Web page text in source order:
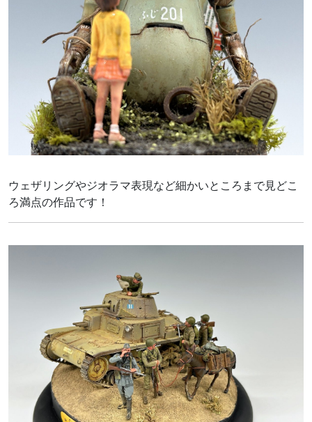
ウェザリングやジオラマ表現など細かいところまで見どこ
ろ満点の作品です！